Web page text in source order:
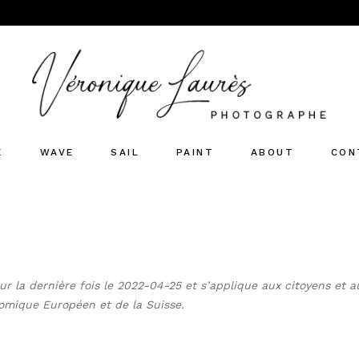
WAVE SAIL PAINT ABOUT
la dernière fois le 2022-04-25 et s’applique aux citoyens et
Européen et de la Suisse.